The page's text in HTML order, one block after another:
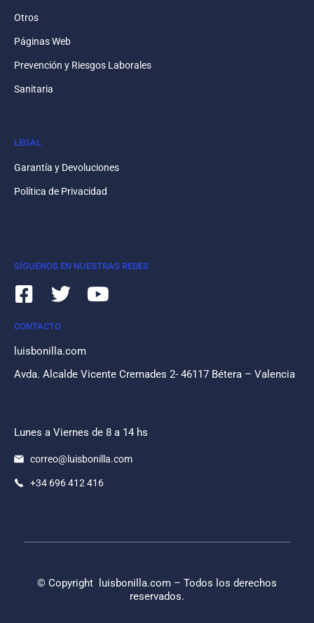
Otros
Páginas Web
Prevención y Riesgos Laborales
Sanitaria
LEGAL
Garantía y Devoluciones
Política de Privacidad
SÍGUENOS EN NUESTRAS REDES
CONTACTO
luisbonilla.com
Avda. Alcalde Vicente Cremades 2- 46117 Bétera – Valencia
Lunes a Viernes de 8 a 14 hs
correo@luisbonilla.com
+34 696 412 416
© Copyright luisbonilla.com – Todos los derechos
reservados.